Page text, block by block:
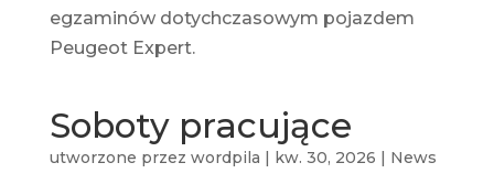
egzaminów dotychczasowym pojazdem
Peugeot Expert.
Soboty pracujące
utworzone przez wordpila | kw. 30, 2026 | News